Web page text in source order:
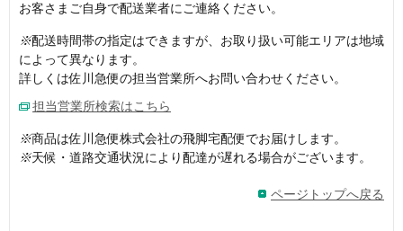
お客さまご自身で配送業者にご連絡ください。
※配送時間帯の指定はできますが、お取り扱い可能エリアは地域
によって異なります。
詳しくは佐川急便の担当営業所へお問い合わせください。
担当営業所検索はこちら
※商品は佐川急便株式会社の飛脚宅配便でお届けします。
※天候・道路交通状況により配達が遅れる場合がございます。
ページトップへ戻る